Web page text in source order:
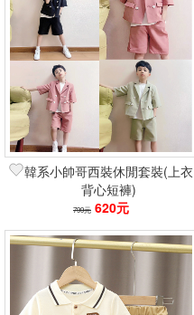
韓系小帥哥西裝休閒套裝(上衣
背心短褲)
799元 620元